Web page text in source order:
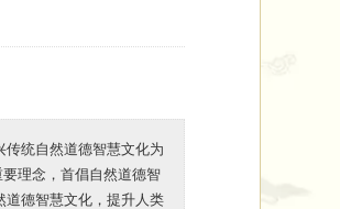
统自然道德智慧文化为
理念，首倡自然道德智
道德智慧文化，提升人类